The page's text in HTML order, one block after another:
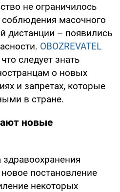
не ограничилось
масочного
дистанции – появились
OBOZREVATEL
следует знать
о новых
и запретах, которые
в стране.
новые
постановление
некоторых